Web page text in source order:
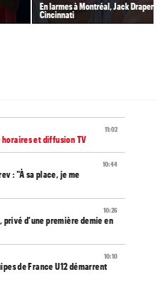
En larmes à Montréal, Jack Draper
Cincinnati
11:02
et diffusion TV
10:44
: "À sa place, je me
10:26
privé d'une première demie en
10:10
de France U12 démarrent